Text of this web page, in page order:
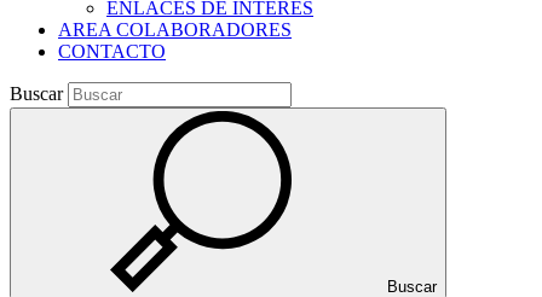
ENLACES DE INTERES
AREA COLABORADORES
CONTACTO
Buscar
Buscar